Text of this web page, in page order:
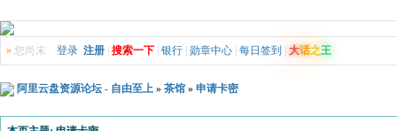
» 您尚未 登录 注册 搜索一下 银行 勋章中心 每日签到 大话之王
阿里云盘资源论坛 - 自由至上 » 茶馆 » 申请卡密